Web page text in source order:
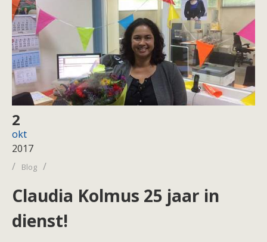
2
okt
2017
/
Blog /
Claudia Kolmus 25 jaar in
dienst!